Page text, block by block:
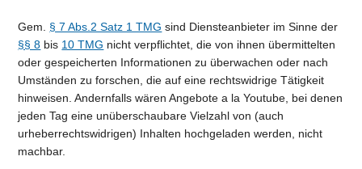
Gem. § 7 Abs.2 Satz 1 TMG sind Diensteanbieter im Sinne der
§§ 8 bis 10 TMG nicht verpflichtet, die von ihnen übermittelten
oder gespeicherten Informationen zu überwachen oder nach
Umständen zu forschen, die auf eine rechtswidrige Tätigkeit
hinweisen. Andernfalls wären Angebote a la Youtube, bei denen
jeden Tag eine unüberschaubare Vielzahl von (auch
urheberrechtswidrigen) Inhalten hochgeladen werden, nicht
machbar.